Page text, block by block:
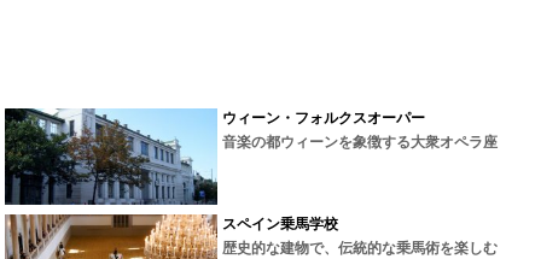
ウィーン・フォルクスオーパー
音楽の都ウィーンを象徴する大衆オペラ座
スペイン乗馬学校
歴史的な建物で、伝統的な乗馬術を楽しむ